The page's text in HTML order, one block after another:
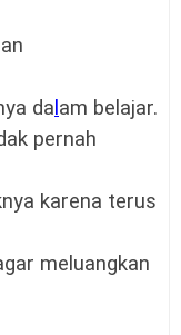
da am belajar.
pernah
karena terus
meluangkan